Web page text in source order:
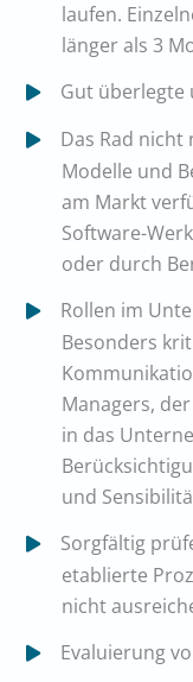
laufen.
länger als 3
Gut überlegte
Das Rad
Modelle und
am Markt
Software-
oder durch
Rollen im
Besonders
Managers,
in das
und
Sorgfältig
etablierte
nicht
Evaluierung